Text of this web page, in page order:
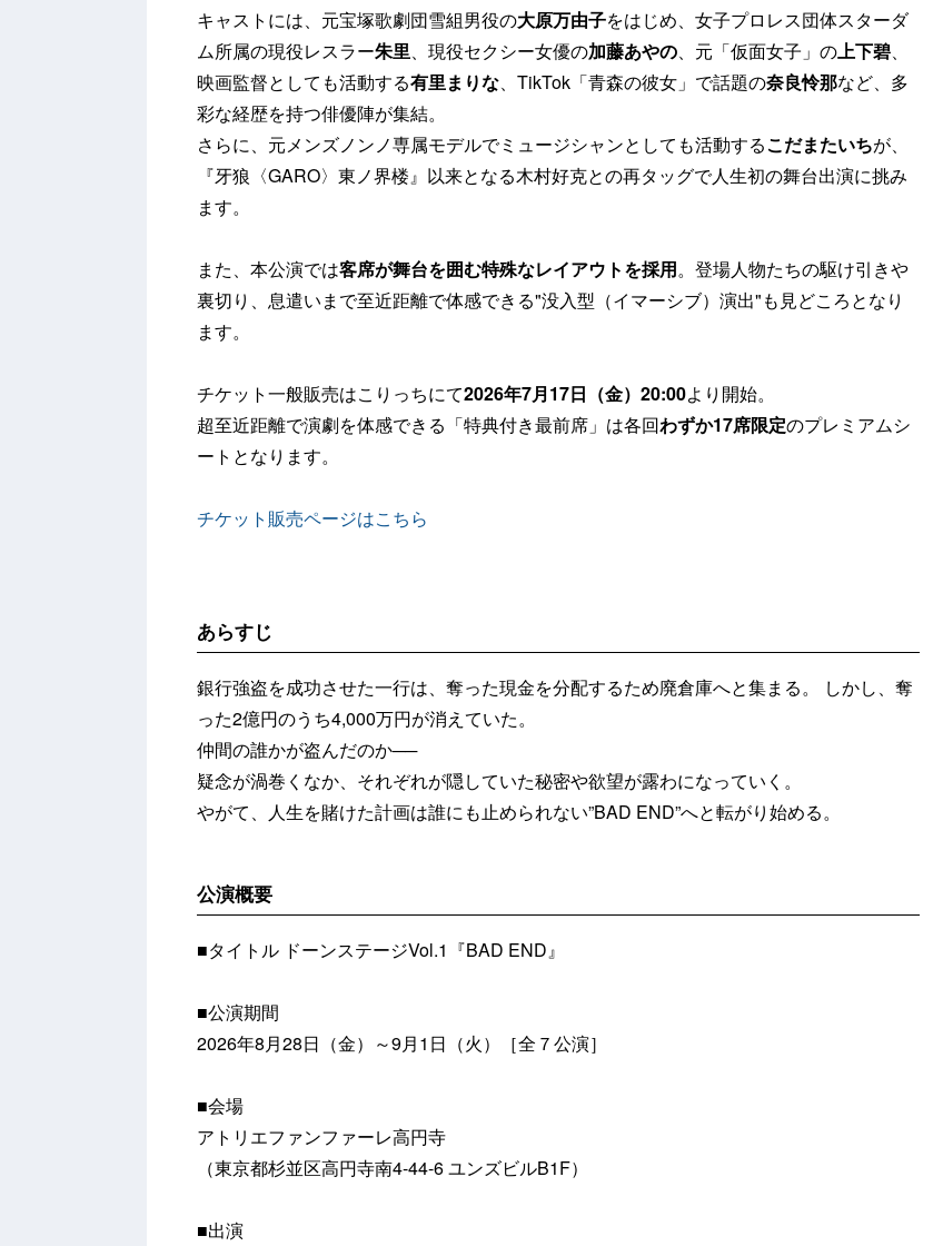
キャストには、元宝塚歌劇団雪組男役の大原万由子をはじめ、女子プロレス団体スターダ
ム所属の現役レスラー朱里 、現役セクシー女優の加藤あやの 、元「仮面女子」の 上下碧
映画監督としても活動する有里まりな 、TikTok「青森の彼女」で話題の奈良怜那など、多
彩な経歴を持つ俳優陣が集結。
さらに、元メンズノンノ専属モデルでミュージシャンとしても活動するこだまたいちが、
『牙狼〈GARO〉東ノ界楼』以来となる木村好克との再タッグで人生初の舞台出演に挑み
ます。
また、本公演では客席が舞台を囲む特殊なレイアウトを採用。登場人物たちの駆け引きや
裏切り、息遣いまで至近距離で体感できる"没入型（イマーシブ）演出"も見どころとなり
ます。
チケット一般販売はこりっちにて2026年7月17日（金）20:00より開始。
超至近距離で演劇を体感できる「特典付き最前席」は各回わずか17席限定のプレミアムシ
ートとなります。
チケット販売ページはこちら
あらすじ
銀行強盗を成功させた一行は、奪った現金を分配するため廃倉庫へと集まる。
しかし、奪
った2億円のうち4,000万円が消えていた。
仲間の誰かが盗んだのか──
疑念が渦巻くなか、それぞれが隠していた秘密や欲望が露わになっていく。
やがて、人生を賭けた計画は誰にも止められない”BAD END”へと転がり始める。
公演概要
■タイトル ドーンステージVol.1『BAD END』
■公演期間
2026年8月28日（金）～9月1日（火）［全７公演］
■会場
アトリエファンファーレ高円寺
（東京都杉並区高円寺南4-44-6 ユンズビルB1F）
■出演